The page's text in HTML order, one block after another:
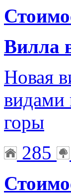
Вилла
Новая
видами
горы
285